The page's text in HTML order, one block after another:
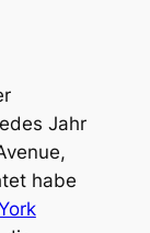
Jahr
habe